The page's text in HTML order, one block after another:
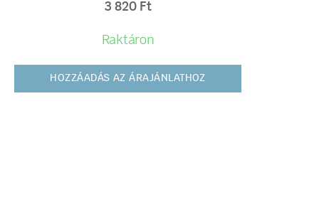
3 820 Ft
Raktáron
HOZZÁADÁS AZ ÁRAJÁNLATHOZ